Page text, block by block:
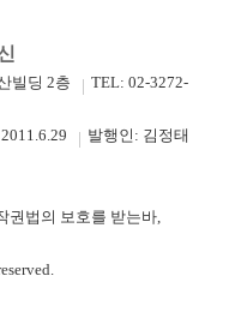
빌딩 2층
TEL: 02-3272-
발행인: 김정태
권법의 보호를 받는바,